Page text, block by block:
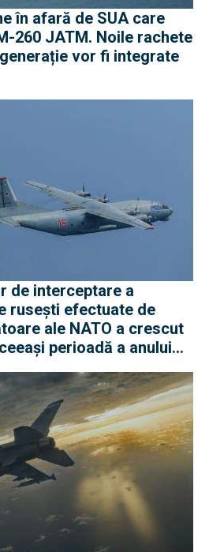
în afară de SUA care
260 JATM. Noile rachete
vor fi integrate
de interceptare a
rusești efectuate de
ale NATO a crescut
perioadă a anului